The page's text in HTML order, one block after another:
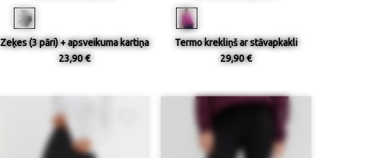
Zeķes (3 pāri) + apsveikuma kartiņa
23,90 €
Termo krekliņš ar stāvapkakli
29,90 €